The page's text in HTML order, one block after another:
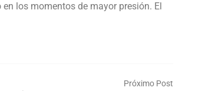
los momentos de mayor presión. El
Próximo Post